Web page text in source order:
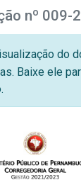
nº 009-
do
Baixe ele